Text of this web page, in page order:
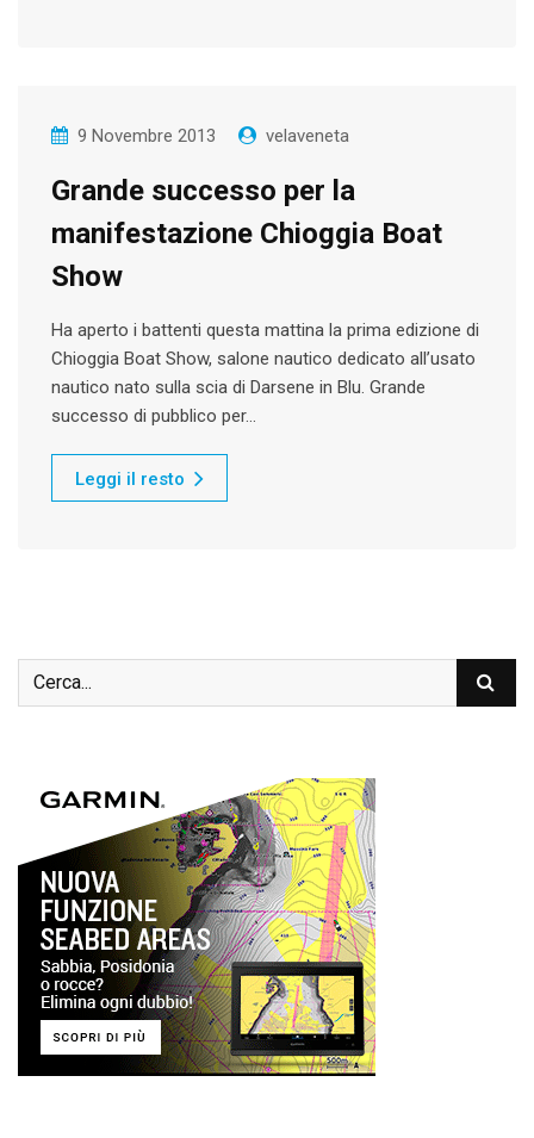
9 Novembre 2013 velaveneta
Grande successo per la
manifestazione Chioggia Boat
Show
Ha aperto i battenti questa mattina la prima edizione di
Chioggia Boat Show, salone nautico dedicato all’usato
nautico nato sulla scia di Darsene in Blu. Grande
successo di pubblico per…
Leggi il resto